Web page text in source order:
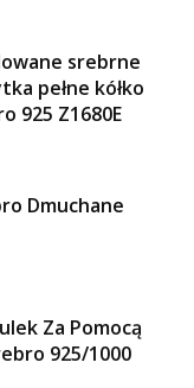
srebrne
pełne kółko
925 Z1680E
Dmuchane
Za Pomocą
925/1000